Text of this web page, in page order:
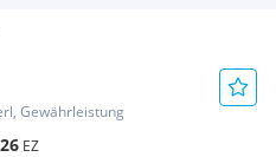
Gewährleistung
EZ